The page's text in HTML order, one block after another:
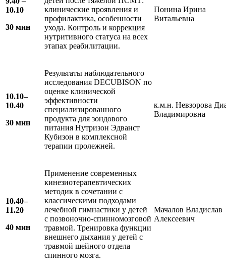
10.10
30 мин
клинические проявления и
профилактика, особенности
ухода. Контроль и коррекция
нутритивного статуса на всех
этапах реабилитации.
Понина Ирина
Витальевна
10.10–
10.40
30 мин
Результаты наблюдательного
исследования DECUBISON по
оценке клинической
эффективности
специализированного
продукта для зондового
питания Нутризон Эдванст
Кубизон в комплексной
терапии пролежней.
к.м.н. Невзорова
Владимировна
10.40–
11.20
40 мин
Применение современных
кинезиотерапевтических
методик в сочетании с
классическими подходами
лечебной гимнастики у детей
с позвоночно-спинномозговой
травмой. Тренировка функции
внешнего дыхания у детей с
травмой шейного отдела
спинного мозга.
Мачалов Владислав
Алексеевич